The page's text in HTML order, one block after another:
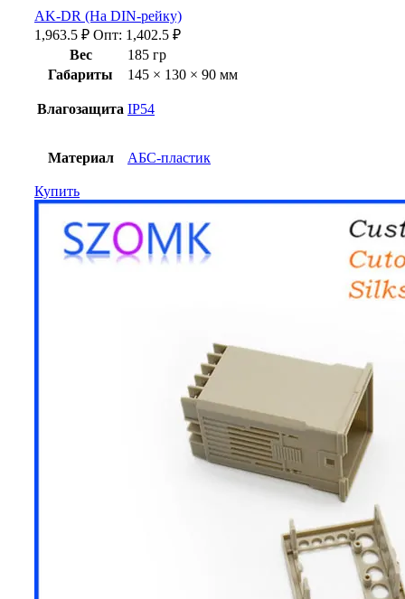
AK-DR (На DIN-рейку)
1,963.5 ₽ Опт: 1,402.5 ₽
Вес
185 гр
Габариты
145 × 130 × 90 мм
Влагозащита IP54
Материал АБС-пластик
Купить